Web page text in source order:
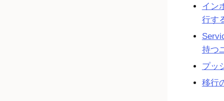
イン
行す
持つ
プッ
移行